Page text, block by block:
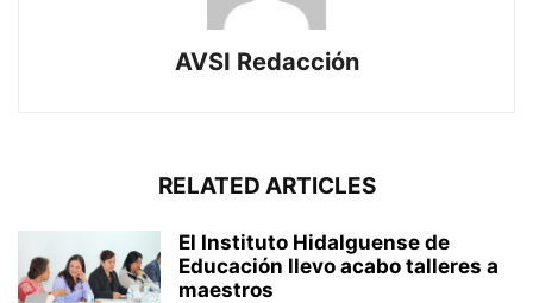
AVSI Redacción
RELATED ARTICLES
El Instituto Hidalguense de
Educación llevo acabo talleres a
maestros